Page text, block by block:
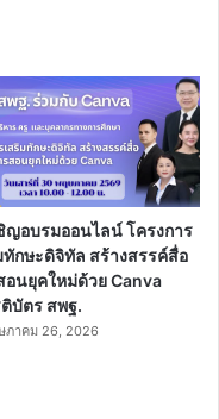
ญอบรมออนไลน์ โครงการ
ทักษะดิจิทัล สร้างสรรค์สื่อ
อนยุคใหม่ด้วย Canva
ติบัตร สพฐ.
ภาคม 26, 2026